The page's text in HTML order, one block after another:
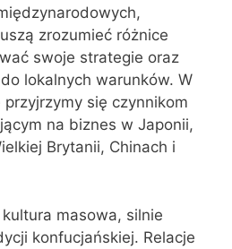
zrozumieć różnice
swoje strategie oraz
lokalnych warunków. W
się czynnikom
na biznes w Japonii,
Brytanii, Chinach i
masowa, silnie
konfucjańskiej. Relacje